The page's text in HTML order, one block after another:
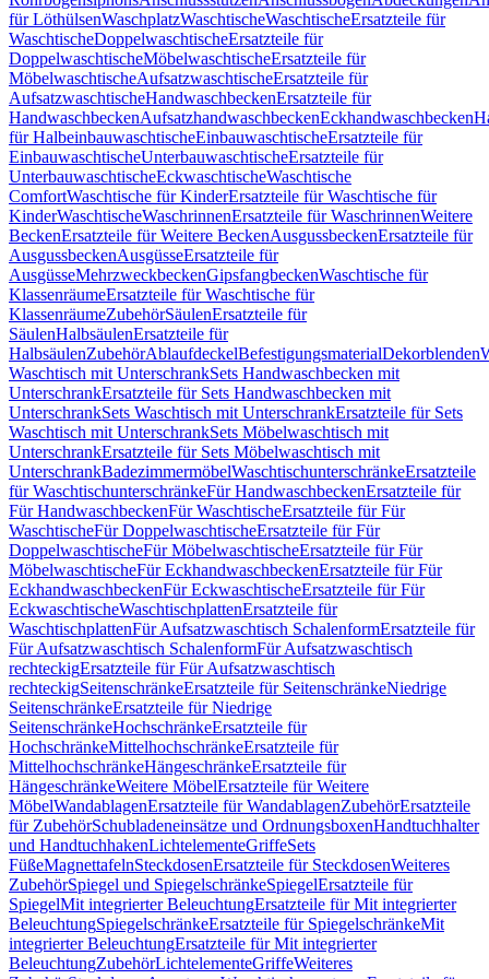
für LöthülsenWaschplatzWaschtischeWaschtischeErsatzteile für
WaschtischeDoppelwaschtischeErsatzteile für
DoppelwaschtischeMöbelwaschtischeErsatzteile für
MöbelwaschtischeAufsatzwaschtischeErsatzteile für
AufsatzwaschtischeHandwaschbeckenErsatzteile für
HandwaschbeckenAufsatzhandwaschbeckenEckhandwaschbecken
für HalbeinbauwaschtischeEinbauwaschtischeErsatzteile für
EinbauwaschtischeUnterbauwaschtischeErsatzteile für
UnterbauwaschtischeEckwaschtischeWaschtische
ComfortWaschtische für KinderErsatzteile für Waschtische für
KinderWaschtischeWaschrinnenErsatzteile für WaschrinnenWeitere
BeckenErsatzteile für Weitere BeckenAusgussbeckenErsatzteile für
AusgussbeckenAusgüsseErsatzteile für
AusgüsseMehrzweckbeckenGipsfangbeckenWaschtische für
KlassenräumeErsatzteile für Waschtische für
KlassenräumeZubehörSäulenErsatzteile für
SäulenHalbsäulenErsatzteile für
HalbsäulenZubehörAblaufdeckelBefestigungsmaterialDekorblenden
Waschtisch mit UnterschrankSets Handwaschbecken mit
UnterschrankErsatzteile für Sets Handwaschbecken mit
UnterschrankSets Waschtisch mit UnterschrankErsatzteile für Sets
Waschtisch mit UnterschrankSets Möbelwaschtisch mit
UnterschrankErsatzteile für Sets Möbelwaschtisch mit
UnterschrankBadezimmermöbelWaschtischunterschränkeErsatzteile
für WaschtischunterschränkeFür HandwaschbeckenErsatzteile für
Für HandwaschbeckenFür WaschtischeErsatzteile für Für
WaschtischeFür DoppelwaschtischeErsatzteile für Für
DoppelwaschtischeFür MöbelwaschtischeErsatzteile für Für
MöbelwaschtischeFür EckhandwaschbeckenErsatzteile für Für
EckhandwaschbeckenFür EckwaschtischeErsatzteile für Für
EckwaschtischeWaschtischplattenErsatzteile für
WaschtischplattenFür Aufsatzwaschtisch SchalenformErsatzteile für
Für Aufsatzwaschtisch SchalenformFür Aufsatzwaschtisch
rechteckigErsatzteile für Für Aufsatzwaschtisch
rechteckigSeitenschränkeErsatzteile für SeitenschränkeNiedrige
SeitenschränkeErsatzteile für Niedrige
SeitenschränkeHochschränkeErsatzteile für
HochschränkeMittelhochschränkeErsatzteile für
MittelhochschränkeHängeschränkeErsatzteile für
HängeschränkeWeitere MöbelErsatzteile für Weitere
MöbelWandablagenErsatzteile für WandablagenZubehörErsatzteile
für ZubehörSchubladeneinsätze und OrdnungsboxenHandtuchhalter
und HandtuchhakenLichtelementeGriffeSets
FüßeMagnettafelnSteckdosenErsatzteile für SteckdosenWeiteres
ZubehörSpiegel und SpiegelschränkeSpiegelErsatzteile für
SpiegelMit integrierter BeleuchtungErsatzteile für Mit integrierter
BeleuchtungSpiegelschränkeErsatzteile für SpiegelschränkeMit
integrierter BeleuchtungErsatzteile für Mit integrierter
BeleuchtungZubehörLichtelementeGriffeWeiteres